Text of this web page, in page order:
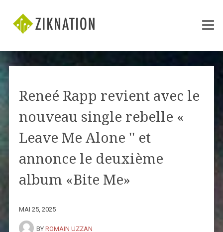
Reneé Rapp revient avec le
nouveau single rebelle «
Leave Me Alone '' et
annonce le deuxième
album «Bite Me»
MAI 25, 2025
BY ROMAIN UZZAN